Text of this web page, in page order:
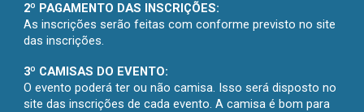
2º PAGAMENTO DAS INSCRIÇÕES:
As inscrições serão feitas com conforme previsto no site
das inscrições.
3º CAMISAS DO EVENTO:
O evento poderá ter ou não camisa. Isso será disposto no
site das inscrições de cada evento. A camisa é bom para